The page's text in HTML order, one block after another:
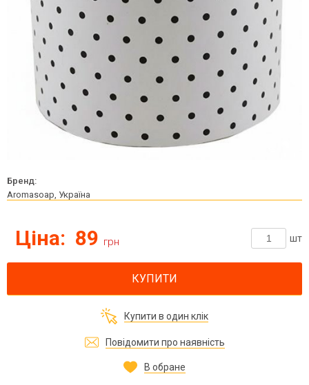
Бренд:
Aromasoap, Україна
Ціна: 89 грн шт
КУПИТИ
Купити в один клік
Повідомити про наявність
В обране